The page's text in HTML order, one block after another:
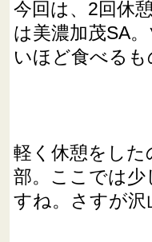
今回は、2回休
は美濃加茂SA
いほど食べる
軽く休憩をした
部。ここでは
すね。さすが